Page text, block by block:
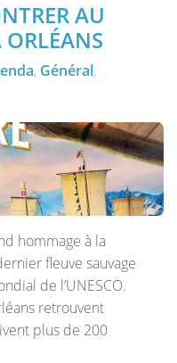
AU
ORLÉANS
, Général,
hommage à la
fleuve sauvage
de l’UNESCO.
retrouvent
plus de 200